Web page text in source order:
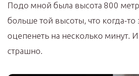
Подо мной была высота 800
больше той высоты, что когда-то
оцепенеть на несколько минут.
страшно.